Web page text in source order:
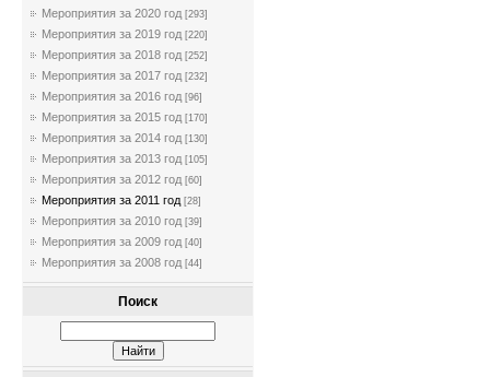
Мероприятия за 2020 год [293]
Мероприятия за 2019 год [220]
Мероприятия за 2018 год [252]
Мероприятия за 2017 год [232]
Мероприятия за 2016 год [96]
Мероприятия за 2015 год [170]
Мероприятия за 2014 год [130]
Мероприятия за 2013 год [105]
Мероприятия за 2012 год [60]
Мероприятия за 2011 год [28]
Мероприятия за 2010 год [39]
Мероприятия за 2009 год [40]
Мероприятия за 2008 год [44]
Поиск